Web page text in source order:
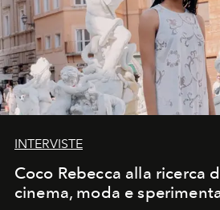
INTERVISTE
Coco Rebecca alla ricerca
cinema, moda e